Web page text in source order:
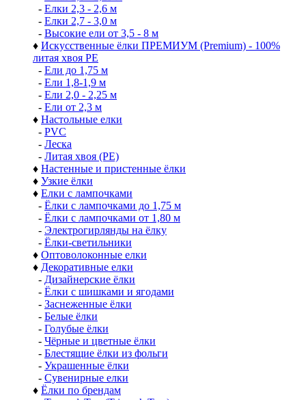
- Елки 2,3 - 2,6 м
- Елки 2,7 - 3,0 м
- Высокие ели от 3,5 - 8 м
♦ Искусственные ёлки ПРЕМИУМ (Premium) - 100%
литая хвоя РЕ
- Ели до 1,75 м
- Ели 1,8-1,9 м
- Ели 2,0 - 2,25 м
- Ели от 2,3 м
♦ Настольные елки
- PVC
- Леска
- Литая хвоя (РЕ)
♦ Настенные и пристенные ёлки
♦ Узкие ёлки
♦ Елки с лампочками
- Ёлки с лампочками до 1,75 м
- Ёлки с лампочками от 1,80 м
- Электрогирлянды на ёлку
- Ёлки-светильники
♦ Оптоволоконные елки
♦ Декоративные елки
- Дизайнерские ёлки
- Ёлки с шишками и ягодами
- Заснеженные ёлки
- Белые ёлки
- Голубые ёлки
- Чёрные и цветные ёлки
- Блестящие ёлки из фольги
- Украшенные ёлки
- Сувенирные елки
♦ Ёлки по брендам